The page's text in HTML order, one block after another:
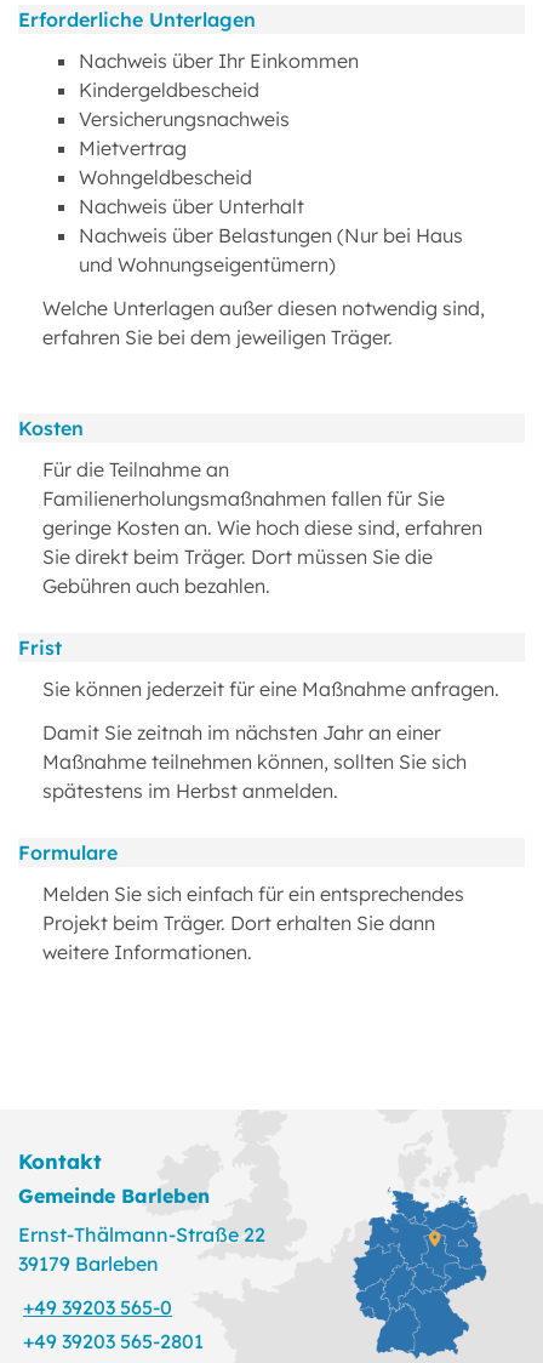
Erforderliche Unterlagen
Nachweis über Ihr Einkommen
Kindergeldbescheid
Versicherungsnachweis
Mietvertrag
Wohngeldbescheid
Nachweis über Unterhalt
Nachweis über Belastungen (Nur bei Haus
und Wohnungseigentümern)
Welche Unterlagen außer diesen notwendig sind,
erfahren Sie bei dem jeweiligen Träger.
Kosten
Für die Teilnahme an
Familienerholungsmaßnahmen fallen für Sie
geringe Kosten an. Wie hoch diese sind, erfahren
Sie direkt beim Träger. Dort müssen Sie die
Gebühren auch bezahlen.
Frist
Sie können jederzeit für eine Maßnahme anfragen.
Damit Sie zeitnah im nächsten Jahr an einer
Maßnahme teilnehmen können, sollten Sie sich
spätestens im Herbst anmelden.
Formulare
Melden Sie sich einfach für ein entsprechendes
Projekt beim Träger. Dort erhalten Sie dann
weitere Informationen.
Kontakt
Gemeinde Barleben
Ernst-Thälmann-Straße 22
39179 Barleben
+49 39203 565-0
+49 39203 565-2801